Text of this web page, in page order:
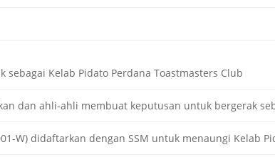
sebagai Kelab Pidato Perdana Toastmasters Club
dan ahli-ahli membuat keputusan untuk bergerak
W) didaftarkan dengan SSM untuk menaungi Kelab